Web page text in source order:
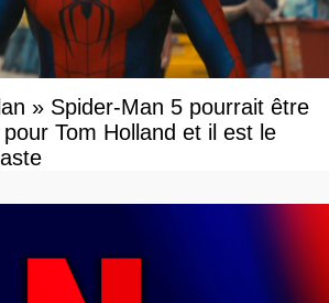
» Spider-Man 5 pourrait être
Tom Holland et il est le